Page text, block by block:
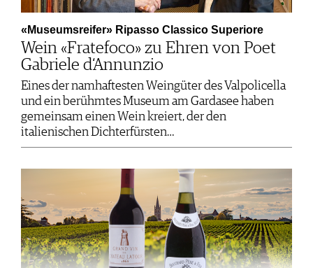
«Museumsreifer» Ripasso Classico Superiore
Wein «Fratefoco» zu Ehren von Poet
Gabriele d‘Annunzio
Eines der namhaftesten Weingüter des Valpolicella
und ein berühmtes Museum am Gardasee haben
gemeinsam einen Wein kreiert, der den
italienischen Dichterfürsten…